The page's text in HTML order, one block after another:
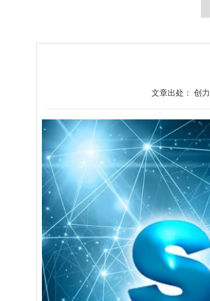
文章出处： 创力